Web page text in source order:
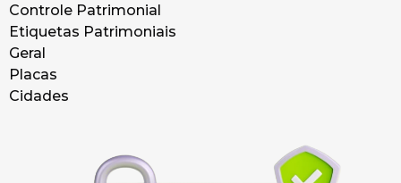
Controle Patrimonial
Etiquetas Patrimoniais
Geral
Placas
Cidades